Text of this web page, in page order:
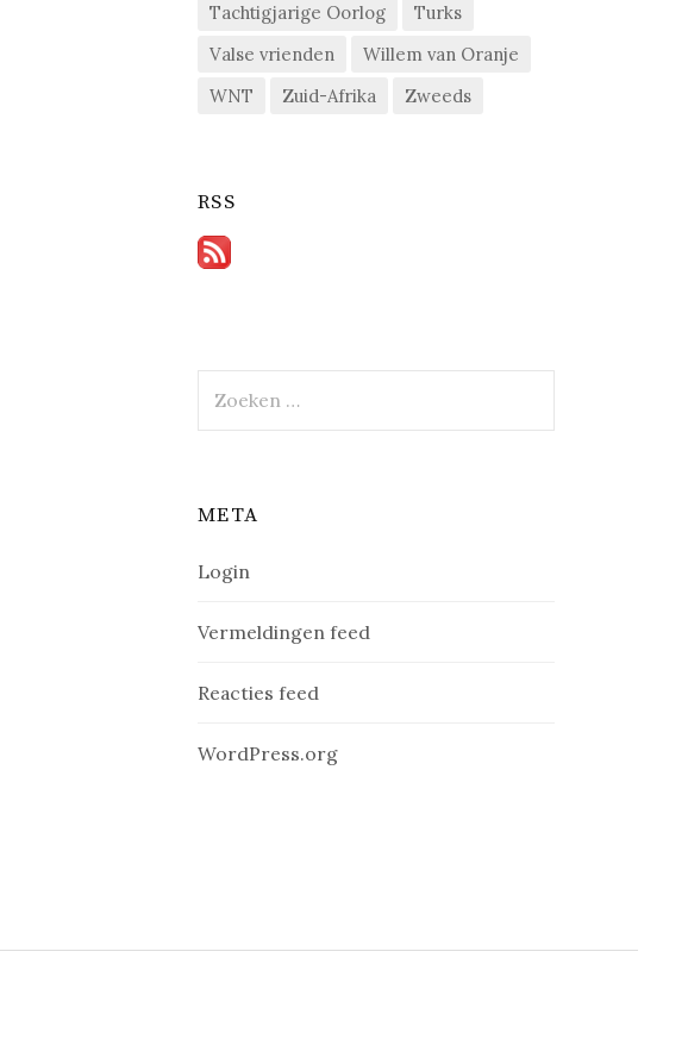
Tachtigjarige Oorlog
Turks
Valse vrienden
Willem van Oranje
WNT
Zuid-Afrika Zweeds
RSS
naar:
META
Login
Vermeldingen feed
Reacties feed
WordPress.org